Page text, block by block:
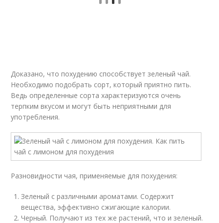
Доказано, что похудению способствует зеленый чай.
Необходимо подобрать сорт, который приятно пить.
Ведь определенные сорта характеризуются очень
терпким вкусом и могут быть неприятными для
употребления.
Разновидности чая, применяемые для похудения:
Зеленый с различными ароматами. Содержит
вещества, эффективно сжигающие калории.
Черный. Получают из тех же растений, что и зеленый.